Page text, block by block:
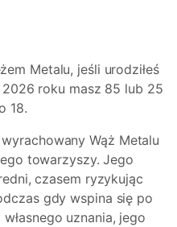
Metalu, jeśli urodziłeś
2026 roku masz 85 lub 25
18.
Wąż Metalu
towarzyszy. Jego
czasem ryzykując
gdy wspina się po
uznania, jego